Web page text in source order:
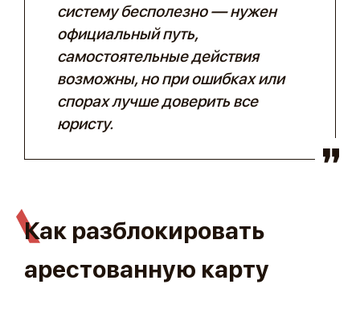
систему бесполезно — нужен
официальный путь,
самостоятельные действия
возможны, но при ошибках или
спорах лучше доверить все
юристу.
Как разблокировать
арестованную карту